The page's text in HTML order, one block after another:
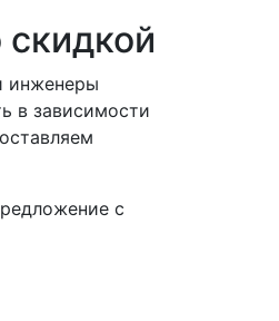
инженеры
в зависимости
с